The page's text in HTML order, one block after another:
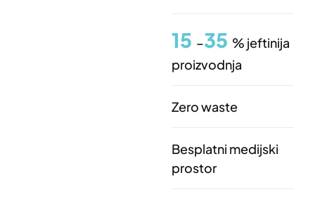
15 –35 % jeftinija
proizvodnja
Zero waste
Besplatni medijski
prostor